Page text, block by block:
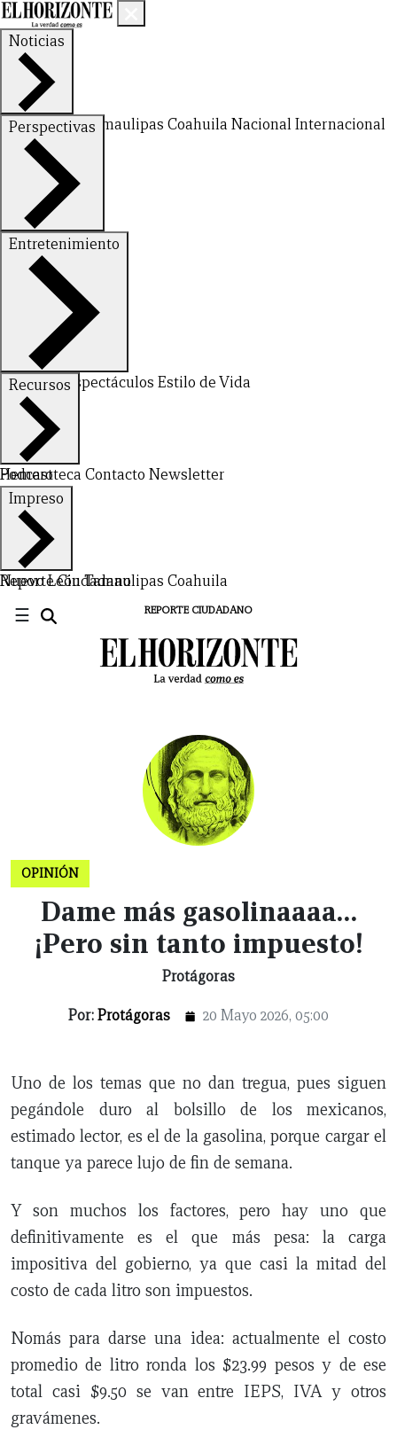
Noticias
Nuevo LeónTamaulipas Coahuila NacionalInternacional
Perspectivas
FinanzasOpinión
Entretenimiento
DeportesEspectáculos Estilo de Vida
Recursos
Hemeroteca Contacto Newsletter
Podcast
Impreso
Nuevo LeónTamaulipas Coahuila
Reporte Ciudadano
☰ REPORTE CIUDADANO
CERRAR
X
LEÓN
DE
VIDA
OPINIÓN
Dame más gasolinaaaa…
¡Pero sin tanto impuesto!
Protágoras
Por:Protágoras 20 Mayo 2026, 05:00
Uno de los temas que no dan tregua, pues siguen
pegándole duro al bolsillo de los mexicanos,
estimado lector, es el de la gasolina, porque cargar el
tanque ya parece lujo de fin de semana.
Y son muchos los factores, pero hay uno que
definitivamente es el que más pesa: la carga
impositiva del gobierno, ya que casi la mitad del
costo de cada litro son impuestos.
Nomás para darse una idea: actualmente el costo
promedio de litro ronda los $23.99 pesos y de ese
total casi $9.50 se van entre IEPS, IVA y otros
gravámenes.